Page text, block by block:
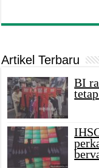
Artikel Terbaru
BI